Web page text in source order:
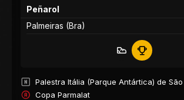
Peñarol
Palmeiras (Bra)
Palestra Itália (Parque Antártica) de São
Copa Parmalat